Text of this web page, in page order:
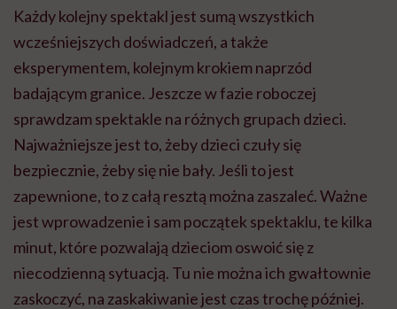
Każdy kolejny spektakl jest sumą wszystkich
wcześniejszych doświadczeń, a także
eksperymentem, kolejnym krokiem naprzód
badającym granice. Jeszcze w fazie roboczej
sprawdzam spektakle na różnych grupach dzieci.
Najważniejsze jest to, żeby dzieci czuły się
bezpiecznie, żeby się nie bały. Jeśli to jest
zapewnione, to z całą resztą można zaszaleć. Ważne
jest wprowadzenie i sam początek spektaklu, te kilka
minut, które pozwalają dzieciom oswoić się z
niecodzienną sytuacją. Tu nie można ich gwałtownie
zaskoczyć, na zaskakiwanie jest czas trochę później.